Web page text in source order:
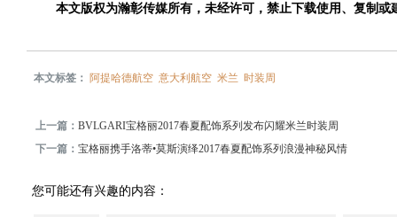
本文版权为瀚彰传媒所有，未经许可，禁止下载使用、复制或
本文标签： 阿提哈德航空 意大利航空 米兰 时装周
上一篇：BVLGARI宝格丽2017春夏配饰系列发布闪耀米兰时装周
下一篇：宝格丽携手洛蒂•莫斯演绎2017春夏配饰系列浪漫神秘风情
您可能还有兴趣的内容：